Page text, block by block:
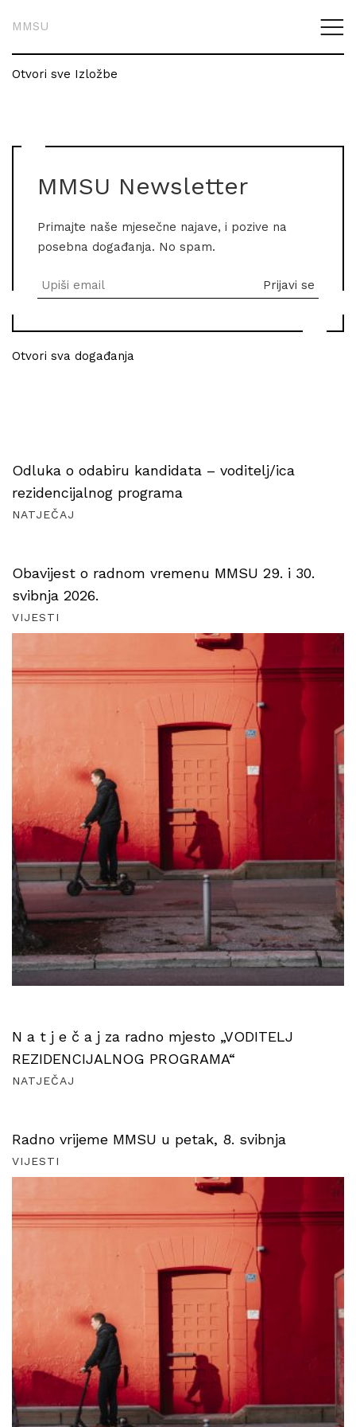
MMSU
Otvori sve Izložbe
MMSU Newsletter
Primajte naše mjesečne najave, i pozive na
posebna događanja. No spam.
Otvori sva događanja
Odluka o odabiru kandidata – voditelj/ica
rezidencijalnog programa
NATJEČAJ
Obavijest o radnom vremenu MMSU 29. i 30.
svibnja 2026.
VIJESTI
N a t j e č a j za radno mjesto „VODITELJ
REZIDENCIJALNOG PROGRAMA“
NATJEČAJ
Radno vrijeme MMSU u petak, 8. svibnja
VIJESTI